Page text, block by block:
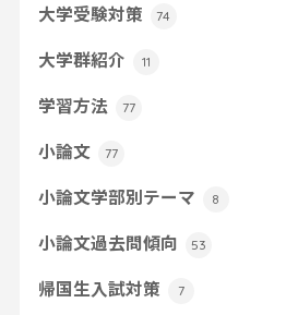
大学受験対策 74
大学群紹介 11
学習方法 77
小論文 77
小論文学部別テーマ 8
小論文過去問傾向 53
帰国生入試対策 7